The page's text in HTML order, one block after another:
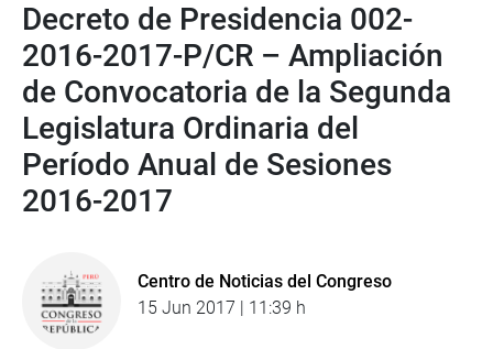
Decreto de Presidencia 002-
2016-2017-P/CR – Ampliación
de Convocatoria de la Segunda
Legislatura Ordinaria del
Período Anual de Sesiones
2016-2017
Centro de Noticias del Congreso
15 Jun 2017 | 11:39 h